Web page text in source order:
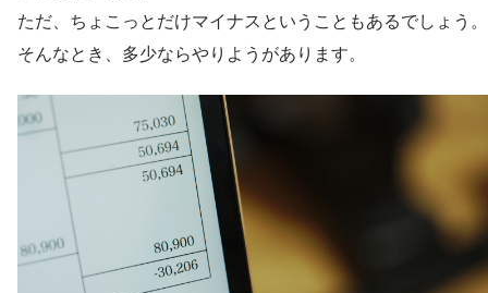
ただ、ちょこっとだけマイナスということもあるでしょう。
そんなとき、多少ならやりようがあります。